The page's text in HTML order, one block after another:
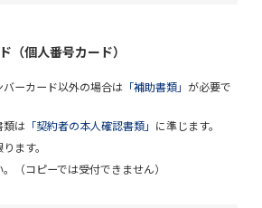
（個人番号カード）
ーカード以外の場合は 「補助書類」 が必要で
類は 「契約者の本人確認書類」 に準じます。
ます。
（コピーでは受付できません）